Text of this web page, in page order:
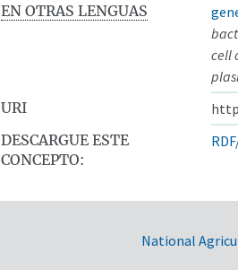
EN OTRAS LENGUAS
cell
URI
DESCARGUE ESTE
CONCEPTO:
National